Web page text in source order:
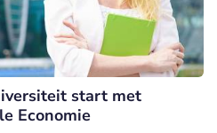
start met
Economie